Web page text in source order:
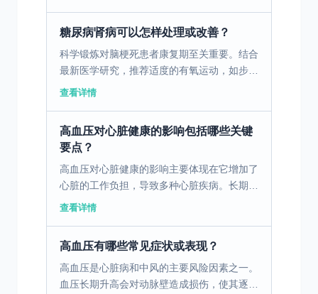
糖尿病肾病可以怎样处理或改善？
科学锻炼对脑梗死患者康复期至关重要。结合
最新医学研究，推荐适度的有氧运动，如步行
和游泳，这些运动可促进血液循环，增强心肺
查看详情
高血压对心脏健康的影响包括哪些关键
要点？
高血压对心脏健康的影响主要体现在它增加了
心脏的工作负担，导致多种心脏疾病。长期的
高血压会使得心脏必须更加努力地泵血，从而
查看详情
高血压有哪些常见症状或表现？
高血压是心脏病和中风的主要风险因素之一。
血压长期升高会对动脉壁造成损伤，使其逐渐